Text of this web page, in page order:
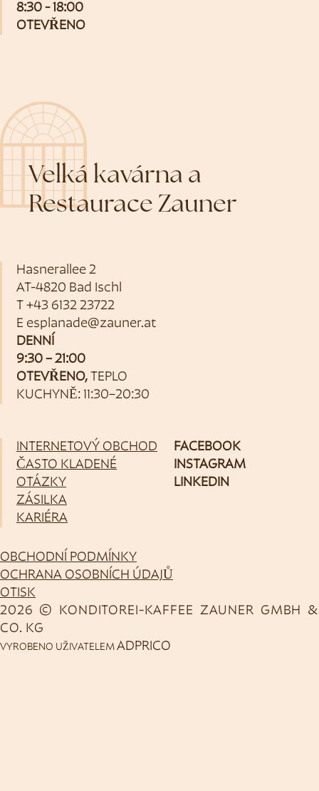
8:30 - 18:00
OTEVŘENO
Velká kavárna a
Restaurace Zauner
Hasnerallee 2
AT-4820 Bad Ischl
T +43 6132 23722
E esplanade@zauner.at
DENNÍ
9:30 – 21:00
OTEVŘENO, TEPLO
KUCHYNĚ: 11:30–20:30
INTERNETOVÝ OBCHOD
ČASTO KLADENÉ
OTÁZKY
ZÁSILKA
KARIÉRA
FACEBOOK
INSTAGRAM
LINKEDIN
2026 © KONDITOREI-KAFFEE ZAUNER GMBH &
CO. KG
OBCHODNÍ PODMÍNKY
OCHRANA OSOBNÍCH ÚDAJŮ
OTISK
VYROBENO UŽIVATELEM ADPRICO